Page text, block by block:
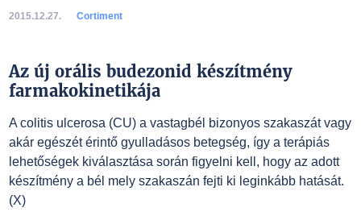
2015.12.27. Cortiment
Az új orális budezonid készítmény
farmakokinetikája
A colitis ulcerosa (CU) a vastagbél bizonyos szakaszát vagy
akár egészét érintő gyulladásos betegség, így a terápiás
lehetőségek kiválasztása során figyelni kell, hogy az adott
készítmény a bél mely szakaszán fejti ki leginkább hatását.
(X)